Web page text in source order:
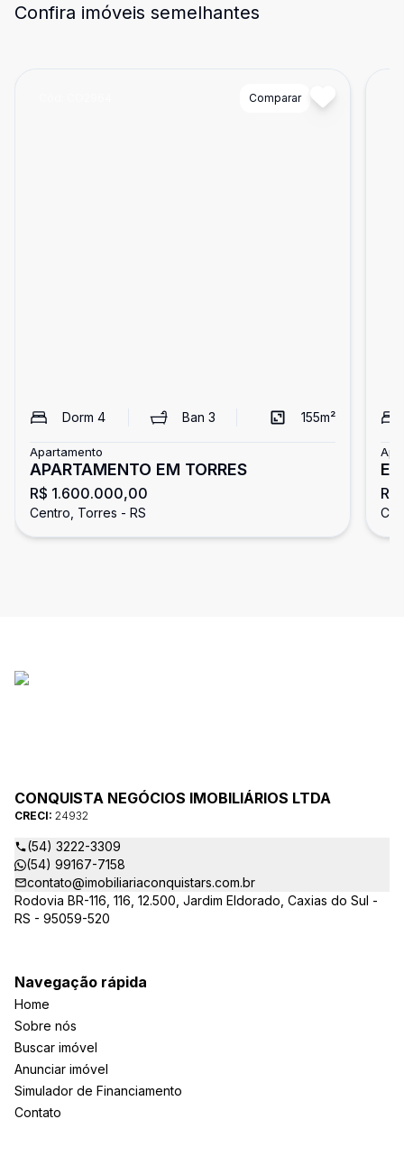
Confira imóveis semelhantes
Comparar
Dorm 4 Ban3 155m²
Apartamento
APARTAMENTO EM TORRES
R$ 1.600.000,00
Centro, Torres - RS
R$
CONQUISTA NEGÓCIOS IMOBILIÁRIOS LTDA
CRECI: 24932
(54) 3222-3309
(54) 99167-7158
contato@imobiliariaconquistars.com.br
Rodovia BR-116, 116, 12.500, Jardim Eldorado, Caxias do Sul -
RS - 95059-520
Navegação rápida
Home
Sobre nós
Buscar imóvel
Anunciar imóvel
Simulador de Financiamento
Contato